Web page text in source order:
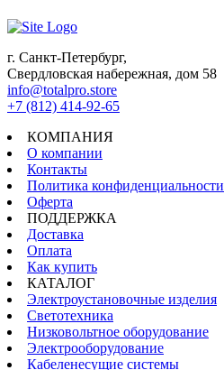
г. Санкт-Петербург,
Свердловская набережная, дом 58
info@totalpro.store
+7 (812) 414-92-65
КОМПАНИЯ
О компании
Контакты
Политика конфиденциальности
Оферта
ПОДДЕРЖКА
Доставка
Оплата
Как купить
КАТАЛОГ
Электроустановочные изделия
Светотехника
Низковольтное оборудование
Электрооборудование
Кабеленесущие системы